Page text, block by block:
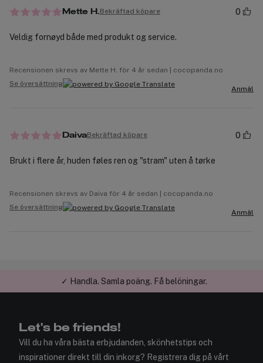
Mette H.Bekräftad köpare 0
Veldig fornøyd både med produkt og service.
Recensionen skrevs av Mette H. för 4 år sedan | cocopanda.no
Se översättning
Anmäl
DaivaBekräftad köpare 0
Brukt i flere år, huden føles ren og "stram" uten å tørke
Recensionen skrevs av Daiva för 4 år sedan | cocopanda.no
Se översättning
Anmäl
Let's be friends!
Vill du ha våra bästa erbjudanden, skönhetstips och
inspirationer direkt till din inkorg? Registrera dig på vårt